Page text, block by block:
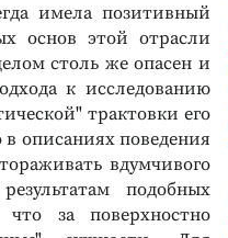
имела позитивный
основ этой отрасли
столь же опасен и
к исследованию
трактовки его
в описаниях поведения
вдумчивого
подобных
что за поверхностно